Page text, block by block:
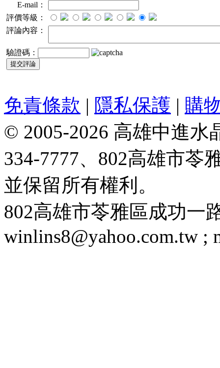
E-mail：
評價等級：
評論內容：
驗證碼：
免責條款 | 隱私保護 | 購
© 2005-2026 高雄中進水
334-7777、802高雄市苓
並保留所有權利。
802高雄市苓雅區成功一
winlins8@yahoo.com.tw ;